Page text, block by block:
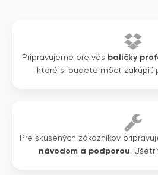
Pripravujeme pre vás balíčky
ktoré si budete môcť zakúpiť
Pre skúsených zákazníkov
návodom a podporou.